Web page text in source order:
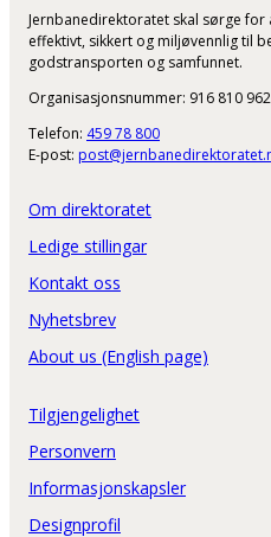
Jernbanedirektoratet skal sørge
effektivt, sikkert og miljøvennlig til
godstransporten og samfunnet.
Organisasjonsnummer: 916 810 962
Telefon: 459 78 800
E-post:
Om direktoratet
Ledige stillingar
Kontakt oss
Nyhetsbrev
About us (English page)
Tilgjengelighet
Personvern
Informasjonskapsler
Designprofil